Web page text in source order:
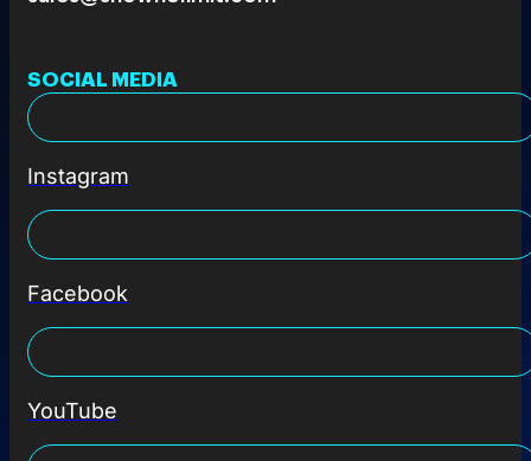
SOCIAL MEDIA
Instagram
Facebook
YouTube